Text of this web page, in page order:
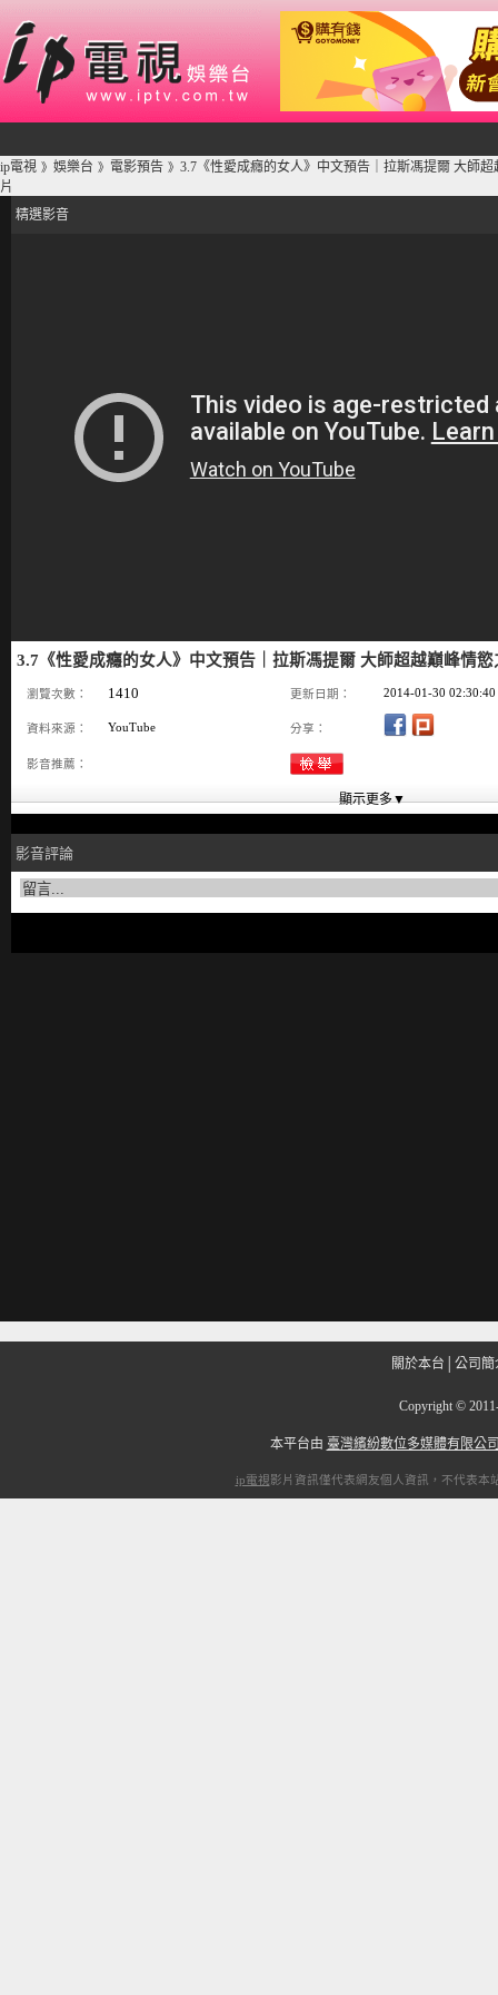
ip電視 》 娛樂台 》 電影預告 》 3.7《性愛成癮的女人》中文預告｜拉斯馮提爾 大師
片
精選影音
3.7《性愛成癮的女人》中文預告｜拉斯馮提爾 大師超越巔峰情
瀏覽次數： 1410 更新日期： 2014-01-30 02:30:40
資料來源： YouTube 分享：
影音推薦：
影音評論
關於本台 公司簡
Copyright ©
本平台由 臺灣繽紛數位多媒體有限公
ip電視影片資訊僅代表網友個人資訊，不代表本